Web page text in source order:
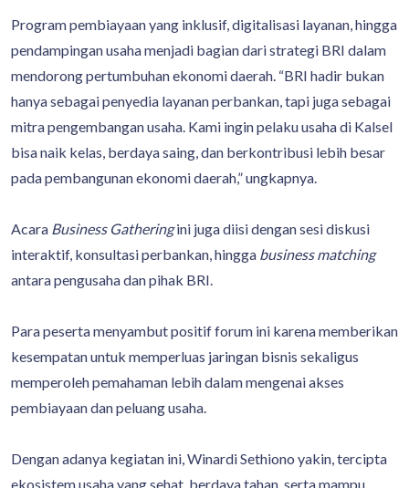
Program pembiayaan yang inklusif, digitalisasi layanan, hingga
pendampingan usaha menjadi bagian dari strategi BRI dalam
mendorong pertumbuhan ekonomi daerah. “BRI hadir bukan
hanya sebagai penyedia layanan perbankan, tapi juga sebagai
mitra pengembangan usaha. Kami ingin pelaku usaha di Kalsel
bisa naik kelas, berdaya saing, dan berkontribusi lebih besar
pada pembangunan ekonomi daerah,” ungkapnya.
Acara Business Gatheringini juga diisi dengan sesi diskusi
interaktif, konsultasi perbankan, hingga business matching
antara pengusaha dan pihak BRI.
Para peserta menyambut positif forum ini karena memberikan
kesempatan untuk memperluas jaringan bisnis sekaligus
memperoleh pemahaman lebih dalam mengenai akses
pembiayaan dan peluang usaha.
Dengan adanya kegiatan ini, Winardi Sethiono yakin, tercipta
ekosistem usaha yang sehat, berdaya tahan, serta mampu